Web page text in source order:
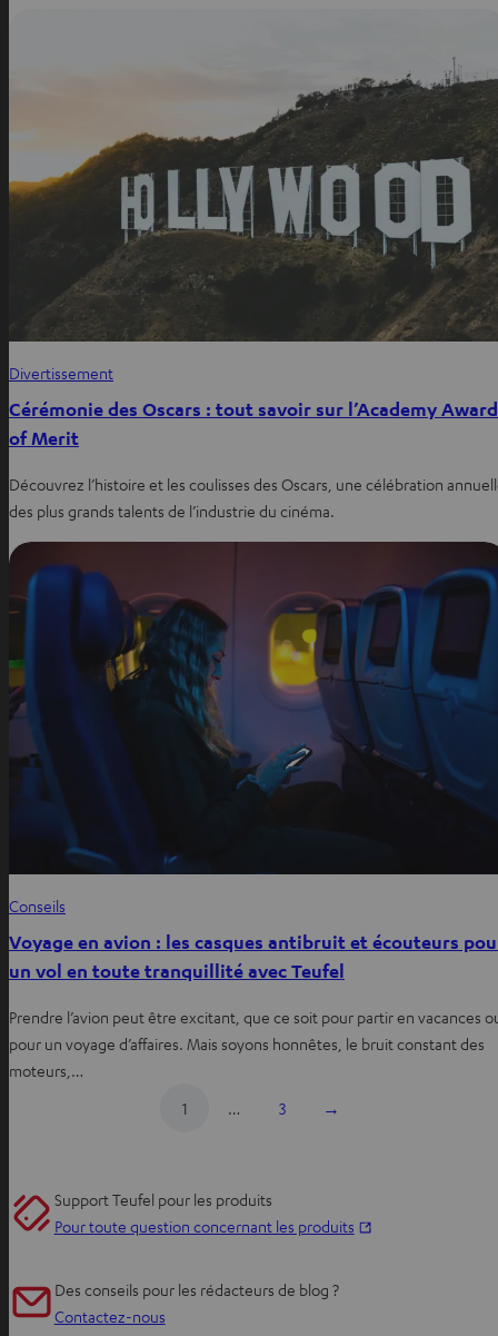
Divertissement
Cérémonie des Oscars : tout savoir sur l’Academy Award
of Merit
Découvrez l’histoire et les coulisses des Oscars, une célébration
des plus grands talents de l’industrie du cinéma.
Conseils
Voyage en avion : les casques antibruit et écouteurs
un vol en toute tranquillité avec Teufel
Prendre l’avion peut être excitant, que ce soit pour partir en vacances
pour un voyage d’affaires. Mais soyons honnêtes, le bruit constant des
moteurs,…
1
… 3 →
Support Teufel pour les produits
Pour toute question concernant les produits
Des conseils pour les rédacteurs de blog ?
Contactez-nous